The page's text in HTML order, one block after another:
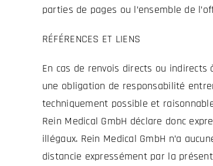
parties de pages ou l’ensemble de
RÉFÉRENCES ET LIENS
En cas de renvois directs ou
une obligation de responsabilité
techniquement possible et
Rein Medical GmbH déclare donc
illégaux. Rein Medical GmbH n’a
distancie expressément par la